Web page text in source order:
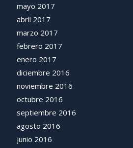
mayo 2017
abril 2017
marzo 2017
febrero 2017
enero 2017
diciembre 2016
noviembre 2016
octubre 2016
septiembre 2016
agosto 2016
junio 2016